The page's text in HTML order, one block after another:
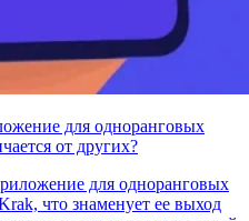
для одноранговых
от других?
для одноранговых
что знаменует ее выход